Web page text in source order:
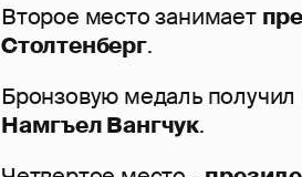
Второе место занимает
Столтенберг.
Бронзовую медаль получил
Намгъел Вангчук.